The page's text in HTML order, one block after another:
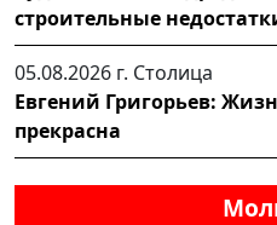
строительные
05.08.2026 г. Столица
Евгений Григорьев:
прекрасна